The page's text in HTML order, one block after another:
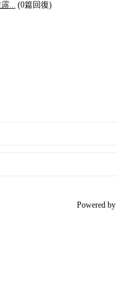
... (0篇回復)
Powered by